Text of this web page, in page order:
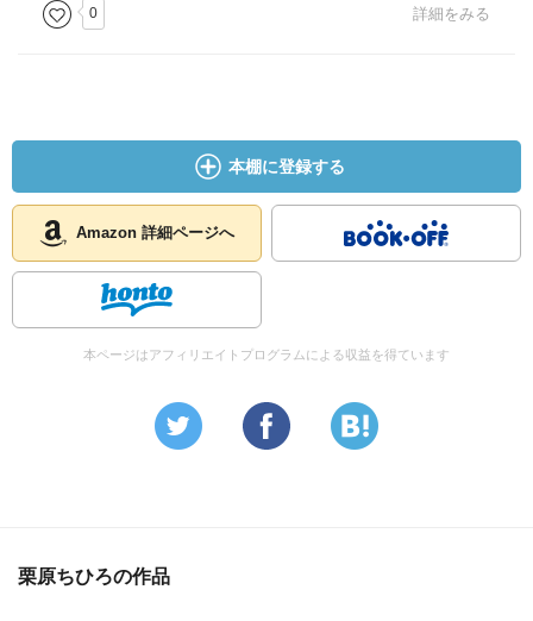
0 詳細をみる
本棚に登録する
Amazon 詳細ページへ
本ページはアフィリエイトプログラムによる収益を得ています
栗原ちひろの作品